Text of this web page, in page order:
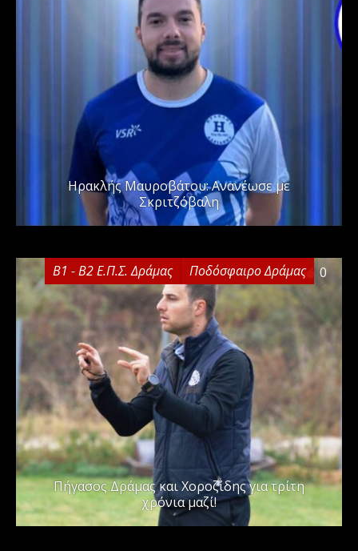
Ηρακλής Μαυροβάτου: Ανανέωσε με
Σκριτζόβαλη
Β1 - Β2 Ε.Π.Σ. Δράμας Ποδόσφαιρο Δράμας 0
Πήγασος Δράμας και Χοροζίδης για τρίτη
χρόνια μαζί!